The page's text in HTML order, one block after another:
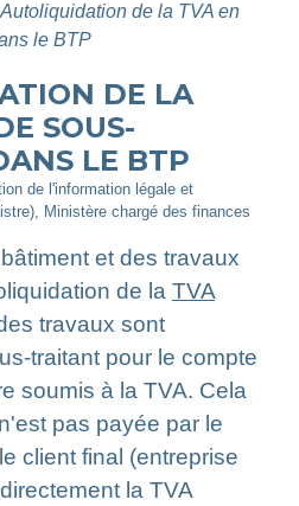
Autoliquidation de la TVA en
le BTP
DE LA
SOUS-
LE BTP
de l'information légale et
Ministère chargé des finances
et des travaux
de la TVA
travaux sont
traitant pour le compte
soumis à la TVA. Cela
pas payée par le
client final (entreprise
la TVA